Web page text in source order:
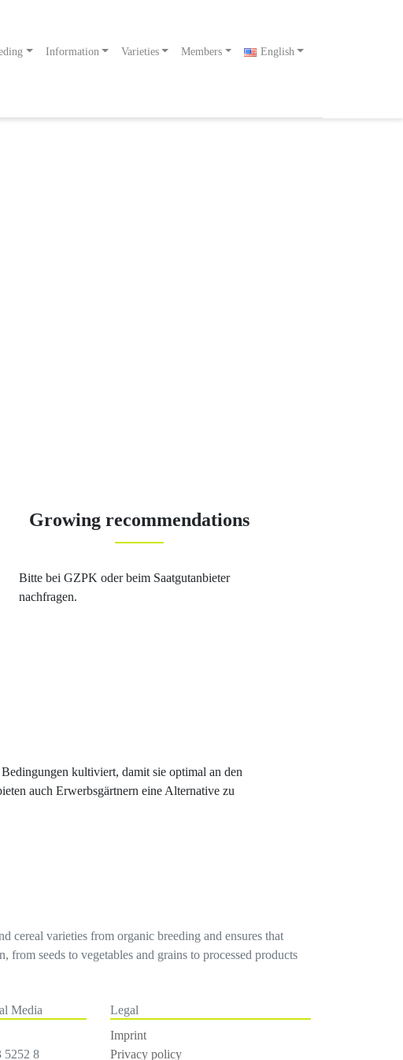
Information Varieties Members English
Growing recommendations
Bitte bei GZPK oder beim Saatgutanbieter
nachfragen.
kultiviert, damit sie optimal an den
auch Erwerbsgärtnern eine Alternative zu
cereal varieties from organic breeding and ensures that
seeds to vegetables and grains to processed products
Media
5252 8
Legal
Imprint
Privacy policy